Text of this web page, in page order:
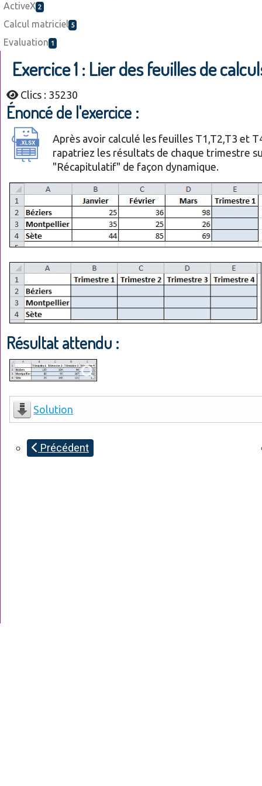
ActiveX 2
Calcul matriciel 5
Evaluation 1
Exercice 1 : Lier des feuilles de
Clics : 35230
Énoncé de l'exercice :
Après avoir calculé les feuilles T1,T2,T3 et
rapatriez les résultats de chaque trimestre
"Récapitulatif" de façon dynamique.
Résultat attendu :
Solution
Précédent